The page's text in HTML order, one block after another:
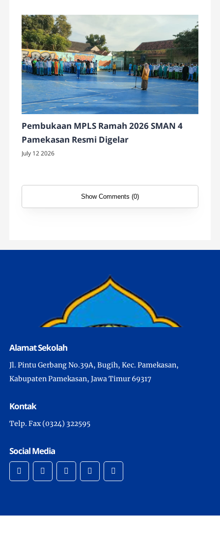
Pembukaan MPLS Ramah 2026 SMAN 4
Pamekasan Resmi Digelar
July 12 2026
Show Comments (0)
Alamat Sekolah
Jl. Pintu Gerbang No.39A, Bugih, Kec. Pamekasan,
Kabupaten Pamekasan, Jawa Timur 69317
Kontak
Telp. Fax (0324) 322595
Social Media